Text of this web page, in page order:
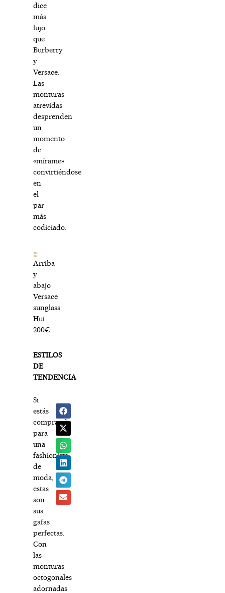
dice
más
lujo
que
Burberry
y
Versace.
Las
monturas
atrevidas
desprenden
un
momento
de
«mírame»
convirtiéndose
en
el
par
más
codiciado.
Arriba
y
abajo
Versace
sunglass
Hut
200€
ESTILOS
DE
TENDENCIA
Si
estás
comprando
para
una
fashionista
de
moda,
estas
son
sus
gafas
perfectas.
Con
las
monturas
octogonales
adornadas